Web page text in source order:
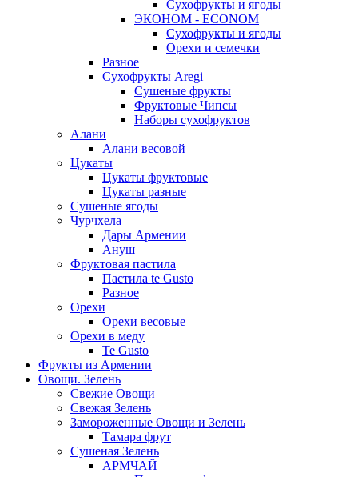
Сухофрукты и ягоды
ЭКОНОМ - ECONOM
Сухофрукты и ягоды
Орехи и семечки
Разное
Сухофрукты Aregi
Сушеные фрукты
Фруктовые Чипсы
Наборы сухофруктов
Алани
Алани весовой
Цукаты
Цукаты фруктовые
Цукаты разные
Сушеные ягоды
Чурчхела
Дары Армении
Ануш
Фруктовая пастила
Пастила te Gusto
Разное
Орехи
Орехи весовые
Орехи в меду
Te Gusto
Фрукты из Армении
Овощи. Зелень
Свежие Овощи
Свежая Зелень
Замороженные Овощи и Зелень
Тамара фрут
Сушеная Зелень
АРМЧАЙ